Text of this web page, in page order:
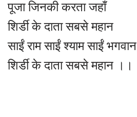
पूजा जिनकी करता जहाँ
शिर्डी के दाता सबसे महान
साईं राम साईं श्याम साईं भगवान
शिर्डी के दाता सबसे महान ।।